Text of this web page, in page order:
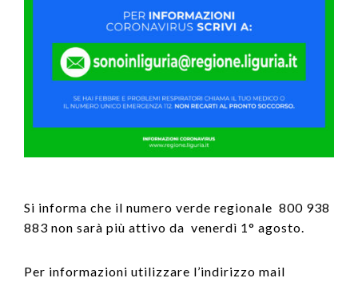
Si informa che il numero verde regionale 800 938
883 non sarà più attivo da venerdì 1° agosto.
Per informazioni utilizzare l’indirizzo mail